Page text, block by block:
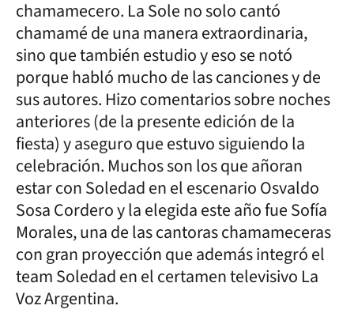
chamamecero. La Sole no solo cantó
chamamé de una manera extraordinaria,
sino que también estudio y eso se notó
porque habló mucho de las canciones y de
sus autores. Hizo comentarios sobre noches
anteriores (de la presente edición de la
fiesta) y aseguro que estuvo siguiendo la
celebración. Muchos son los que añoran
estar con Soledad en el escenario Osvaldo
Sosa Cordero y la elegida este año fue Sofía
Morales, una de las cantoras chamameceras
con gran proyección que además integró el
team Soledad en el certamen televisivo La
Voz Argentina.